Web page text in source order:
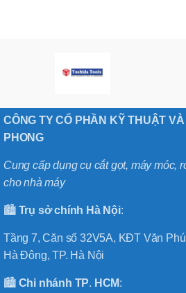
CÔNG TY CỔ PHẦN KỸ THUẬT
PHONG
Cung cấp dụng cụ cắt gọt, máy móc,
cho nhà máy
🏙️ Trụ sở chính Hà Nội:
Tầng 7, Căn số 32V5A, KĐT Văn
Hà Đông, TP. Hà Nội
🏙️ Chi nhánh TP. HCM: